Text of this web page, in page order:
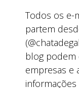
Todos os e-
partem
blog
empresas e